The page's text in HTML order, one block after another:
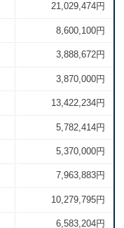
21,029,474円
8,600,100円
3,888,672円
3,870,000円
13,422,234円
5,782,414円
5,370,000円
7,963,883円
10,279,795円
6,583,204円